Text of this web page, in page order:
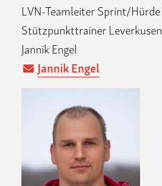
LVN-Teamleiter Sprint/Hürde
Stützpunkttrainer Leverkusen
Jannik Engel
Jannik Engel